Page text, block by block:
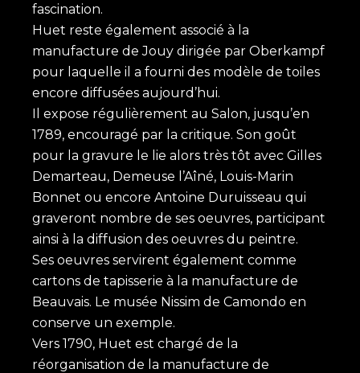
fascination.
Huet reste également associé à la
manufacture de Jouy dirigée par Oberkampf
pour laquelle il a fourni des modèle de toiles
encore diffusées aujourd’hui.
Il expose régulièrement au Salon, jusqu’en
1789, encouragé par la critique. Son goût
pour la gravure le lie alors très tôt avec Gilles
Demarteau, Demeuse l’Aîné, Louis-Marin
Bonnet ou encore Antoine Duruisseau qui
graveront nombre de ses oeuvres, participant
ainsi à la diffusion des oeuvres du peintre.
Ses oeuvres servirent également comme
cartons de tapisserie à la manufacture de
Beauvais. Le musée Nissim de Camondo en
conserve un exemple.
Vers 1790, Huet est chargé de la
réorganisation de la manufacture de